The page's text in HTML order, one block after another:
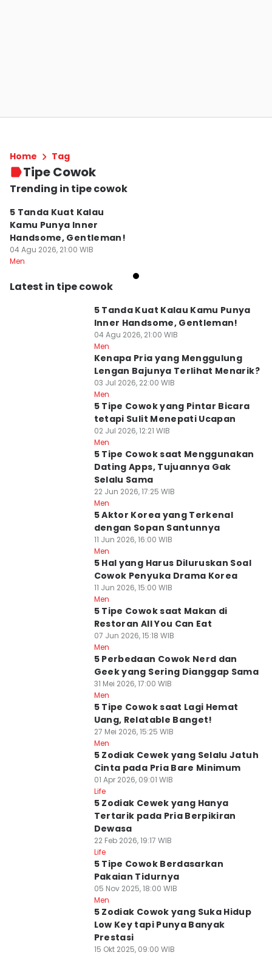
Home Tag
Tipe Cowok
Trending in tipe cowok
5 Tanda Kuat Kalau
Kamu Punya Inner
Handsome, Gentleman!
04 Agu 2026, 21:00 WIB
Men
Latest in tipe cowok
5 Tanda Kuat Kalau Kamu Punya
Inner Handsome, Gentleman!
04 Agu 2026, 21:00 WIB
Men
Kenapa Pria yang Menggulung
Lengan Bajunya Terlihat Menarik?
03 Jul 2026, 22:00 WIB
Men
5 Tipe Cowok yang Pintar Bicara
tetapi Sulit Menepati Ucapan
02 Jul 2026, 12:21 WIB
Men
5 Tipe Cowok saat Menggunakan
Dating Apps, Tujuannya Gak
Selalu Sama
22 Jun 2026, 17:25 WIB
Men
5 Aktor Korea yang Terkenal
dengan Sopan Santunnya
11 Jun 2026, 16:00 WIB
Men
5 Hal yang Harus Diluruskan Soal
Cowok Penyuka Drama Korea
11 Jun 2026, 15:00 WIB
Men
5 Tipe Cowok saat Makan di
Restoran All You Can Eat
07 Jun 2026, 15:18 WIB
Men
5 Perbedaan Cowok Nerd dan
Geek yang Sering Dianggap Sama
31 Mei 2026, 17:00 WIB
Men
5 Tipe Cowok saat Lagi Hemat
Uang, Relatable Banget!
27 Mei 2026, 15:25 WIB
Men
5 Zodiak Cewek yang Selalu Jatuh
Cinta pada Pria Bare Minimum
01 Apr 2026, 09:01 WIB
Life
5 Zodiak Cewek yang Hanya
Tertarik pada Pria Berpikiran
Dewasa
22 Feb 2026, 19:17 WIB
Life
5 Tipe Cowok Berdasarkan
Pakaian Tidurnya
05 Nov 2025, 18:00 WIB
Men
5 Zodiak Cowok yang Suka Hidup
Low Key tapi Punya Banyak
Prestasi
15 Okt 2025, 09:00 WIB